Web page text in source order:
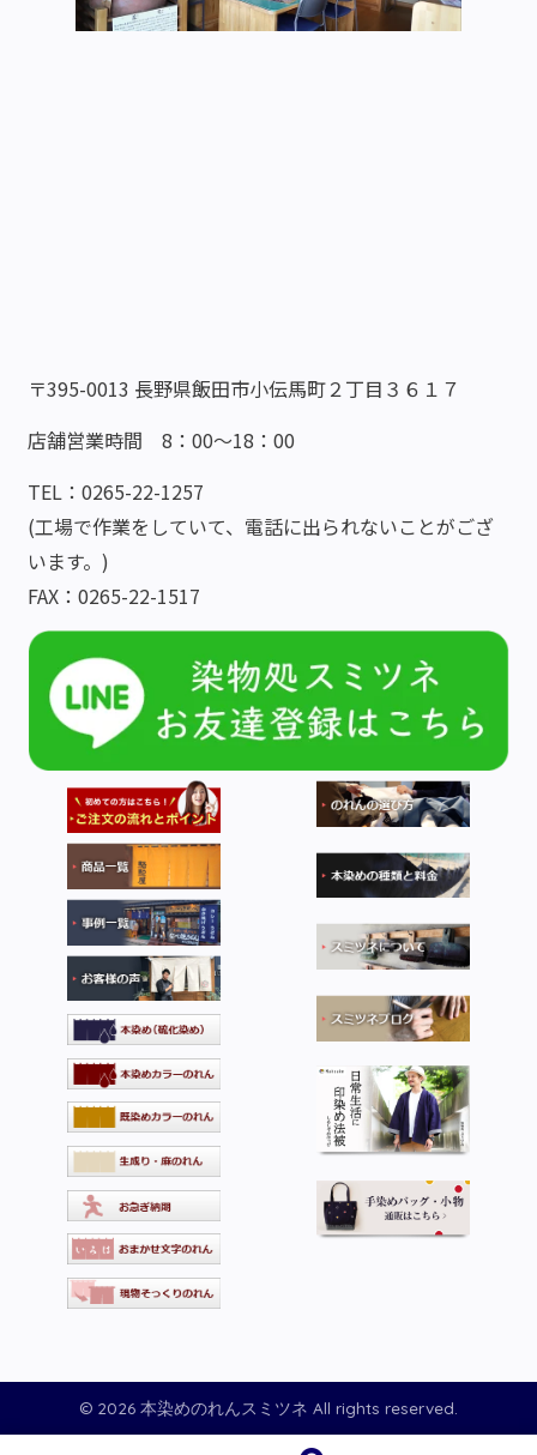
〒395-0013 長野県飯田市小伝馬町２丁目３６１７
店舗営業時間 8：00～18：00
TEL：0265-22-1257
(工場で作業をしていて、電話に出られないことがござ
います。)
FAX：0265-22-1517
© 2026 本染めのれんスミツネ All rights reserved.